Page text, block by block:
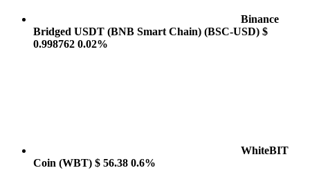
Binance
Bridged USDT (BNB Smart Chain) (BSC-USD) $
0.998762 0.02%
WhiteBIT
Coin (WBT) $ 56.38 0.6%